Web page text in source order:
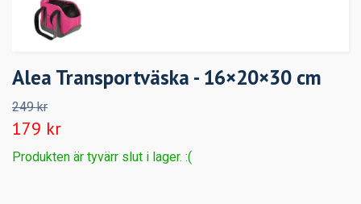
Alea Transportväska - 16×20×30 cm
249 kr
179 kr
Produkten är tyvärr slut i lager. :(